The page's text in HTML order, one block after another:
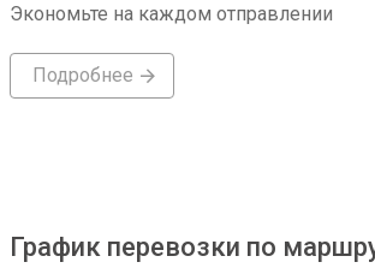
Экономьте на каждом отправлении
Подробнее
График перевозки по